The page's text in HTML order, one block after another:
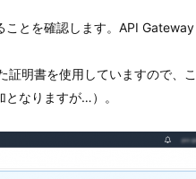
とを確認します。API
明書を使用していますので、
なりますが…）。